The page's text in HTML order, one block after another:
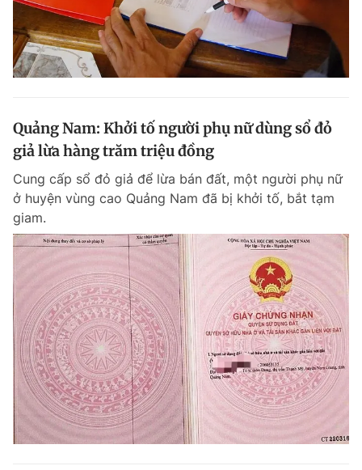
Quảng Nam: Khởi tố người phụ nữ dùng sổ đỏ
giả lừa hàng trăm triệu đồng
Cung cấp sổ đỏ giả để lừa bán đất, một người phụ nữ
ở huyện vùng cao Quảng Nam đã bị khởi tố, bắt tạm
giam.